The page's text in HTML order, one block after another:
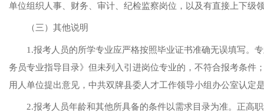
单位组织人事、财务、审计、纪检监察岗位，以及有直接上下级
（三）其他说明
1.报考人员的所学专业应严格按照毕业证书准确无误填写。
务员专业指导目录》但未列入引进岗位专业的，不符合报考条件
用人单位提出意见，中共双牌县委人才工作领导小组办公室认定
2.报考人员年龄和其他所具备的条件以需求目录为准。 正高